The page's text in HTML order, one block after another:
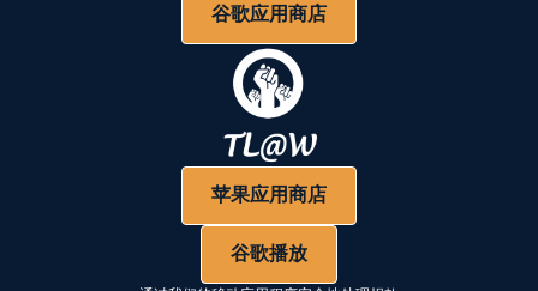
谷歌应用商店
苹果应用商店
谷歌播放